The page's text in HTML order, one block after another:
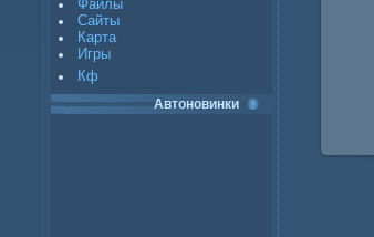
Файлы
Сайты
Карта
Игры
Кф
Автоновинки